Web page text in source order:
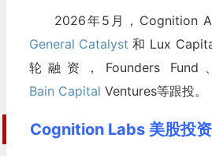
2026年5月，Cognition
General Catalyst 和 Lux
轮融资，Founders Fund
Bain Capital Ventures等跟投。
Cognition Labs 美股投资